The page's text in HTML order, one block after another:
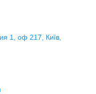
1, оф 217, Київ,